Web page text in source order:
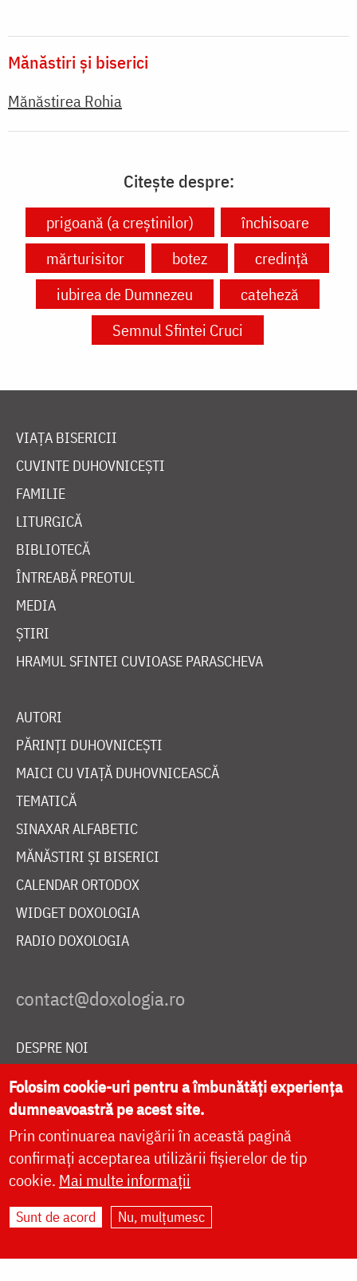
Mănăstiri și biserici
Mănăstirea Rohia
Citește despre:
prigoană (a creștinilor)
închisoare
mărturisitor
botez
credință
iubirea de Dumnezeu
cateheză
Semnul Sfintei Cruci
VIAȚA BISERICII
CUVINTE DUHOVNICEȘTI
FAMILIE
LITURGICĂ
BIBLIOTECĂ
ÎNTREABĂ PREOTUL
MEDIA
ȘTIRI
HRAMUL SFINTEI CUVIOASE PARASCHEVA
AUTORI
PĂRINȚI DUHOVNICEȘTI
MAICI CU VIAȚĂ DUHOVNICEASCĂ
TEMATICĂ
SINAXAR ALFABETIC
MĂNĂSTIRI ȘI BISERICI
CALENDAR ORTODOX
WIDGET DOXOLOGIA
RADIO DOXOLOGIA
DESPRE NOI
POLITICA DE COOKIES
DONEAZĂ ONLINE PENTRU CATEDRALA NAȚIONALĂ
LIVE
Arhiepiscopia Iașilor | ©doxologia.ro
Folosim cookie-uri pentru a îmbunătăți experiența
dumneavoastră pe acest site.
Prin continuarea navigării în această pagină
confirmați acceptarea utilizării fișierelor de tip
cookie. Mai multe informații
Sunt de acord Nu, mulțumesc